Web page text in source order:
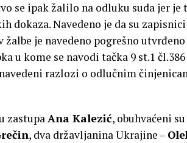
se ipak žalilo na odluku suda jer je
dokaza. Navedeno je da su
je navedeno pogrešno
u kome se navodi tačka 9 st.1 čl.386
razlozi o odlučnim
zastupaAna Kalezić, obuhvaćeni
, dva državljanina Ukrajine –